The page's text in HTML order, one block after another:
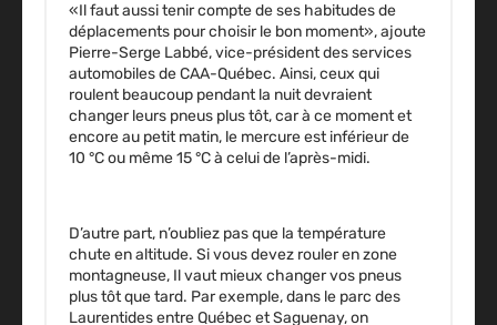
«Il faut aussi tenir compte de ses habitudes de
déplacements pour choisir le bon moment», ajoute
Pierre-Serge Labbé, vice-président des services
automobiles de CAA-Québec. Ainsi, ceux qui
roulent beaucoup pendant la nuit devraient
changer leurs pneus plus tôt, car à ce moment et
encore au petit matin, le mercure est inférieur de
10 °C ou même 15 °C à celui de l’après-midi.
D’autre part, n’oubliez pas que la température
chute en altitude. Si vous devez rouler en zone
montagneuse, Il vaut mieux changer vos pneus
plus tôt que tard. Par exemple, dans le parc des
Laurentides entre Québec et Saguenay, on